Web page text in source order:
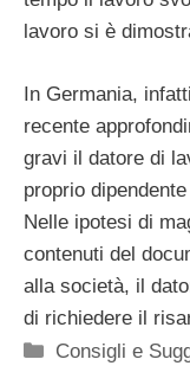
lavoro si è
In Germania,
recente
gravi il datore di
proprio
Nelle ipotesi di
contenuti del
alla società, il
di richiedere il
Categorie
Consigli e